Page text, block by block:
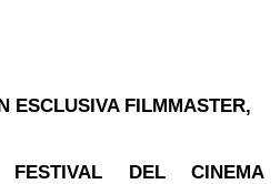
ESCLUSIVA FILMMASTER,
DEL CINEMA